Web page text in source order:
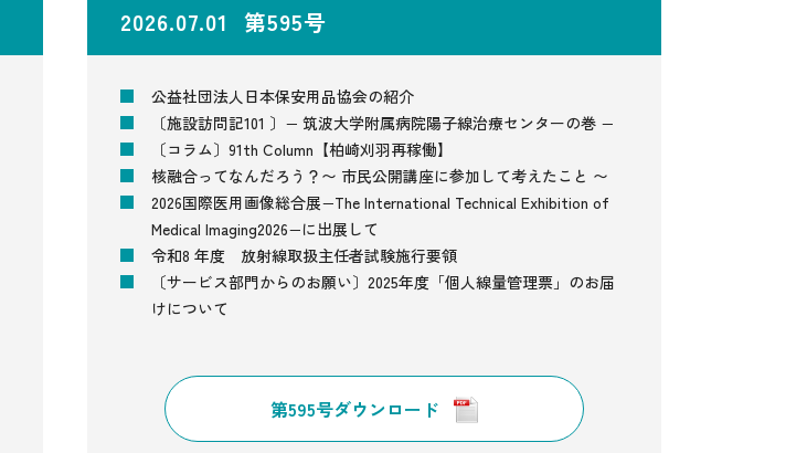
2026.07.01 第595号
公益社団法人日本保安用品協会の紹介
〔施設訪問記101 〕− 筑波大学附属病院陽子線治療センターの巻 −
〔コラム〕91th Column【柏崎刈羽再稼働】
核融合ってなんだろう？〜 市民公開講座に参加して考えたこと 〜
2026国際医用画像総合展−The International Technical Exhibition of
Medical Imaging2026−に出展して
令和8 年度 放射線取扱主任者試験施行要領
〔サービス部門からのお願い〕2025年度「個人線量管理票」のお届
けについて
第595号ダウンロード